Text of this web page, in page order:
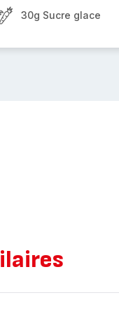
30g Sucre glace